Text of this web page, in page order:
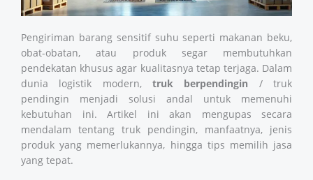
Pengiriman barang sensitif suhu seperti makanan beku,
obat-obatan, atau produk segar membutuhkan
pendekatan khusus agar kualitasnya tetap terjaga. Dalam
dunia logistik modern, truk berpendingin /truk
pendingin menjadi solusi andal untuk memenuhi
kebutuhan ini. Artikel ini akan mengupas secara
mendalam tentang truk pendingin, manfaatnya, jenis
produk yang memerlukannya, hingga tips memilih jasa
yang tepat.